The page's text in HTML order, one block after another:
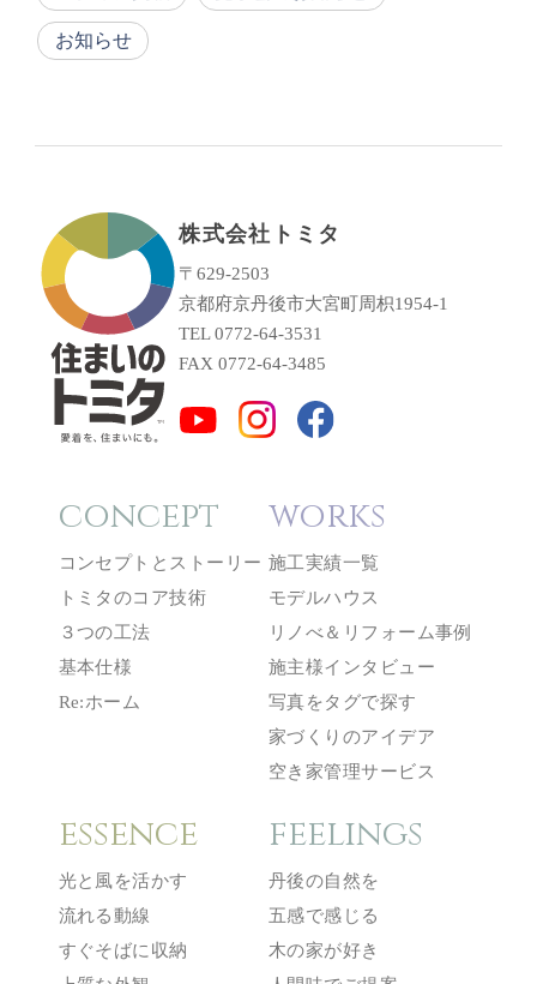
お知らせ
株式会社トミタ
〒629-2503
京都府京丹後市大宮町周枳1954-1
TEL 0772-64-3531
FAX 0772-64-3485
concept
コンセプトとストーリー
トミタのコア技術
３つの工法
基本仕様
Re:ホーム
works
施工実績一覧
モデルハウス
リノべ＆リフォーム事例
施主様インタビュー
写真をタグで探す
家づくりのアイデア
空き家管理サービス
essence
光と風を活かす
流れる動線
すぐそばに収納
feelings
丹後の自然を
五感で感じる
木の家が好き